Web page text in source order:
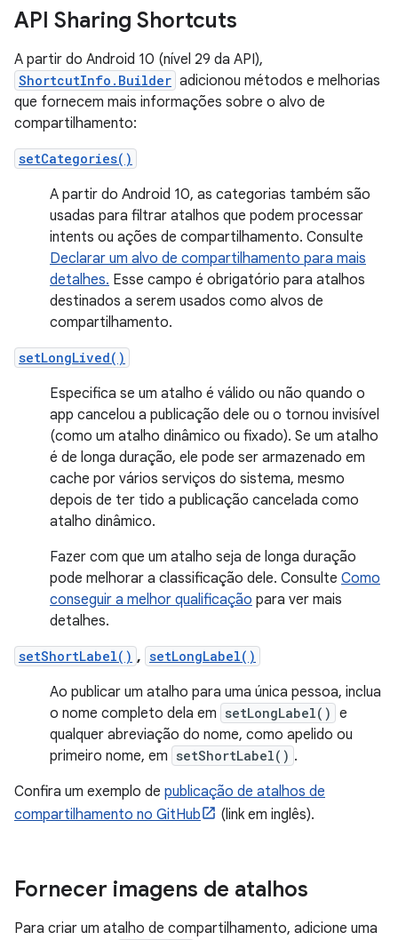
API Sharing Shortcuts
A partir do Android 10 (nível 29 da API),
ShortcutInfo.Builder adicionou métodos e melhorias
que fornecem mais informações sobre o alvo de
compartilhamento:
setCategories()
A partir do Android 10, as categorias também são
usadas para filtrar atalhos que podem processar
intents ou ações de compartilhamento. Consulte
Declarar um alvo de compartilhamento para mais
detalhes. Esse campo é obrigatório para atalhos
destinados a serem usados como alvos de
compartilhamento.
setLongLived()
Especifica se um atalho é válido ou não quando o
app cancelou a publicação dele ou o tornou invisível
(como um atalho dinâmico ou fixado). Se um atalho
é de longa duração, ele pode ser armazenado em
cache por vários serviços do sistema, mesmo
depois de ter tido a publicação cancelada como
atalho dinâmico.
Fazer com que um atalho seja de longa duração
pode melhorar a classificação dele. Consulte Como
conseguir a melhor qualificação para ver mais
detalhes.
setShortLabel() , setLongLabel()
Ao publicar um atalho para uma única pessoa, inclua
o nome completo dela em setLongLabel() e
qualquer abreviação do nome, como apelido ou
primeiro nome, em setShortLabel() .
Confira um exemplo de publicação de atalhos de
compartilhamento no GitHub
(link em inglês).
Fornecer imagens de atalhos
Para criar um atalho de compartilhamento, adicione uma